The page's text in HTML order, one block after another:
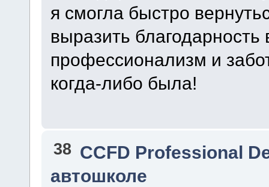
я смогла быстро
выразить
профессионализм и
когда-либо была!
38 CCFD Professional
автошколе